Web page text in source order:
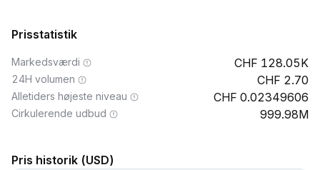
Prisstatistik
Markedsværdi 128.05K
24H volumen 2.70
Alletiders højeste niveau 0.02349606
Cirkulerende udbud 999.98M
Pris historik (USD)